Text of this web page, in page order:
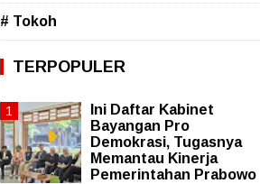
# Tokoh
TERPOPULER
Ini Daftar Kabinet
Bayangan Pro
Demokrasi, Tugasnya
Memantau Kinerja
Pemerintahan Prabowo